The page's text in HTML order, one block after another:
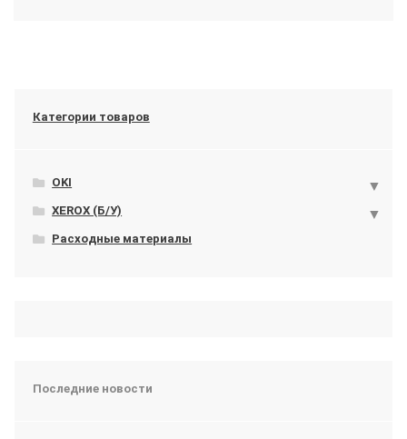
Категории товаров
OKI
XEROX (Б/У)
Расходные материалы
Последние новости